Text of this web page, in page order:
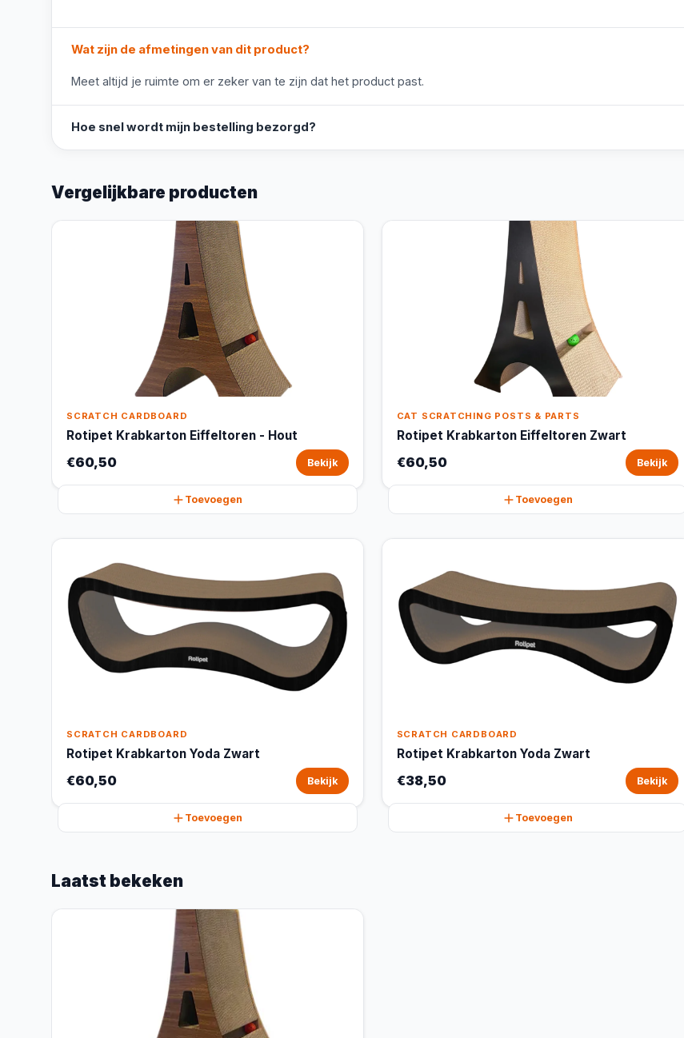
Wat zijn de afmetingen van dit product?
Meet altijd je ruimte om er zeker van te zijn dat het product past.
Hoe snel wordt mijn bestelling bezorgd?
Vergelijkbare producten
SCRATCH CARDBOARD
Rotipet Krabkarton Eiffeltoren - Hout
€60,50 Bekijk
Toevoegen
CAT SCRATCHING POSTS & PARTS
Rotipet Krabkarton Eiffeltoren Zwart
€60,50 Bekijk
Toevoegen
SCRATCH CARDBOARD
Rotipet Krabkarton Yoda Zwart
€60,50 Bekijk
Toevoegen
SCRATCH CARDBOARD
Rotipet Krabkarton Yoda Zwart
€38,50 Bekijk
Toevoegen
Laatst bekeken